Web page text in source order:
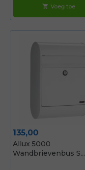
shopping_cart Voeg toe
Prijs
135,00
Allux 5000
Wandbrievenbus S...